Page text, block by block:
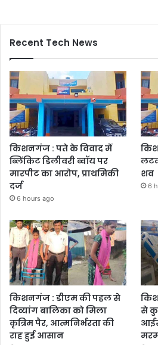
Recent Tech News
किशनगंज : पते के विवाद में
ब्लिंकिट डिलीवरी ब्वॉय पर
मारपीट का आरोप, प्राथमिकी
दर्ज
6 hours ago
शव
6
किशनगंज : डीएम की पहल से
दिव्यांग बालिका को मिला
कृत्रिम पैर, आत्मनिर्भरता की
राह हुई आसान
से